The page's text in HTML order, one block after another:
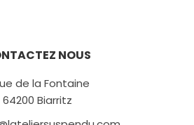
NOUS
de la Fontaine
64200 Biarritz